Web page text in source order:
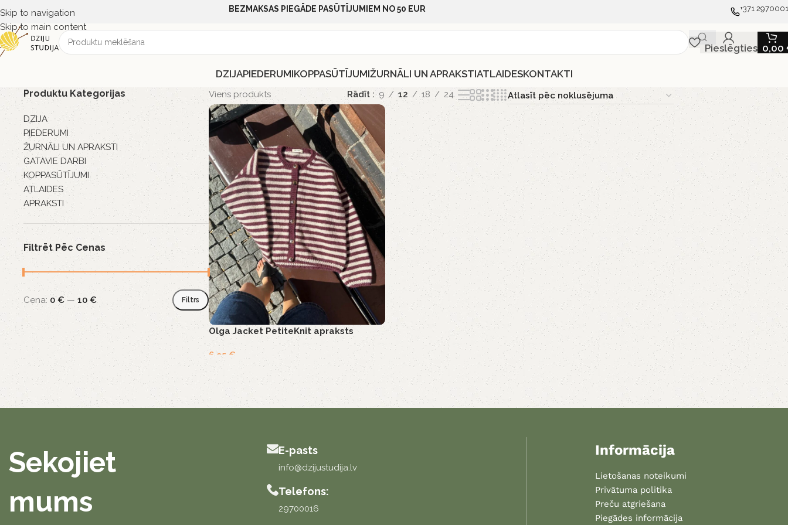
Skip to navigation
Skip to main content
BEZMAKSAS PIEGĀDE PASŪTĪJUMIEM NO 50 EUR +371
Pieslēgties 0,00
DZIJAPIEDERUMIKOPPASŪTĪJUMIŽURNĀLI UN APRAKSTIATLAIDESKONTAKTI
Produktu Kategorijas
DZIJA
PIEDERUMI
ŽURNĀLI UN APRAKSTI
GATAVIE DARBI
KOPPASŪTĪJUMI
ATLAIDES
APRAKSTI
Filtrēt Pēc Cenas
Filtrs
Cena: 0 € — 10 €
Viens produkts Rādīt 9 12 18 24
Olga Jacket PetiteKnit apraksts
6,95 €
Sekojiet
mums
E-pasts
info@dzijustudija.lv
Telefons:
29700016
Informācija
Lietošanas noteikumi
Privātuma politika
Preču atgriešana
Piegādes informācija